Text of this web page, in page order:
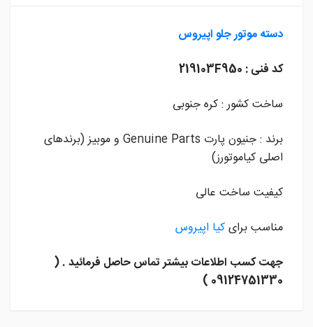
دسته موتور جلواپیروس
کد فنی : 219103F950
ساخت کشور : کره جنوبی
برند : جنیون پارت Genuine Parts و موبیز (برندهای
اصلی کیاموتورز)
کیفیت ساخت عالی
مناسب برایکیا اپیروس
جهت کسب اطلاعات بیشتر تماس حاصل فرمائید . (
09124751330 )